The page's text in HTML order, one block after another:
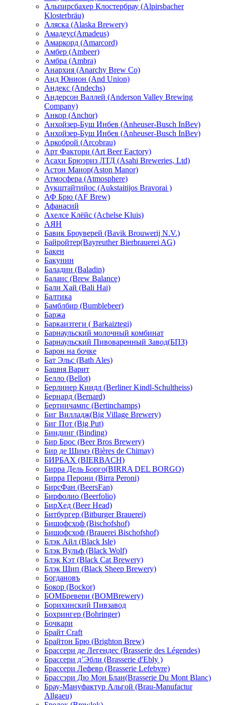
Альпирсбахер Клостербрау (Alpirsbacher
Klosterbräu)
Аляска (Alaska Brewery)
Амадеус(Amadeus)
Амаркорд (Amarcord)
Амбер (Ambeer)
Амбра (Ambra)
Анархия (Anarchy Brew Co)
Анд Юнион (And Union)
Андекс (Andechs)
Андерсон Валлей (Anderson Valley Brewing
Company)
Анкор (Anchor)
Анхойзер-Буш Инбев (Anheuser-Busch InBev)
Анхойзер-Буш Инбев (Anheuser-Busch InBev)
Аркоброй (Arcobrau)
Арт Фактори (Art Beer Eactory)
Асахи Брюэриз ЛТД (Asahi Breweries, Ltd)
Астон Манор(Aston Manor)
Атмосфера (Atmosphere)
Аукштайтийос (Aukstaitijos Bravorai )
АФ Брю (AF Brew)
Афанасий
Ахелсе Клёйс (Achelse Kluis)
АЯН
Бавик Броуверей (Bavik Brouwerij N.V.)
Байройтер(Bayreuther Bierbrauerei AG)
Бакен
Бакунин
Баладин (Baladin)
Баланс (Brew Balance)
Бали Хай (Bali Hai)
Балтика
Бамблбир (Bumblebeer)
Баржа
Баркаизтеги ( Barkaiztegi)
Барнаульский молочный комбинат
Барнаульский Пивоваренный Завод(БПЗ)
Барон на бочке
Бат Эльс (Bath Ales)
Башня Варит
Белло (Bellot)
Берлинер Киндл (Berliner Kindl-Schultheiss)
Бернард (Bernard)
Бертинчампс (Bertinchamps)
Биг Вилладж(Big Village Brewery)
Биг Пот (Big Put)
Биндинг (Binding)
Бир Брос (Beer Bros Brewery)
Бир де Шимэ (Bières de Chimay)
БИРБАХ (BIERBACH)
Бирра Дель Борго(BIRRA DEL BORGO)
Бирра Перони (Birra Peroni)
БирсФан (BeersFan)
Бирфолио (Beerfolio)
БирХед (Beer Head)
Битбургер (Bitburger Brauerei)
Бишофсхоф (Bischofshof)
Бишофсхоф (Brauerei Bischofshof)
Блэк Айл (Black Isle)
Блэк Вульф (Black Wolf)
Блэк Кэт (Black Cat Brewery)
Блэк Шип (Black Sheep Brewery)
Богдановъ
Бокор (Bockor)
БОМБревери (BOMBrewery)
Борихинский Пивзавод
Бохрингер (Bohringer)
Бочкари
Брайт Craft
Брайтон Брю (Brighton Brew)
Брассери де Легендес (Brasserie des Légendes)
Брассери д’Эбли (Brasserie d'Ebly )
Брассери Лефевр (Brasserie Lefebvre)
Брассэри Дю Мон Блан(Brasserie Du Mont Blanc)
Брау-Мануфактур Альгой (Brau-Manufactur
Allgaeu)